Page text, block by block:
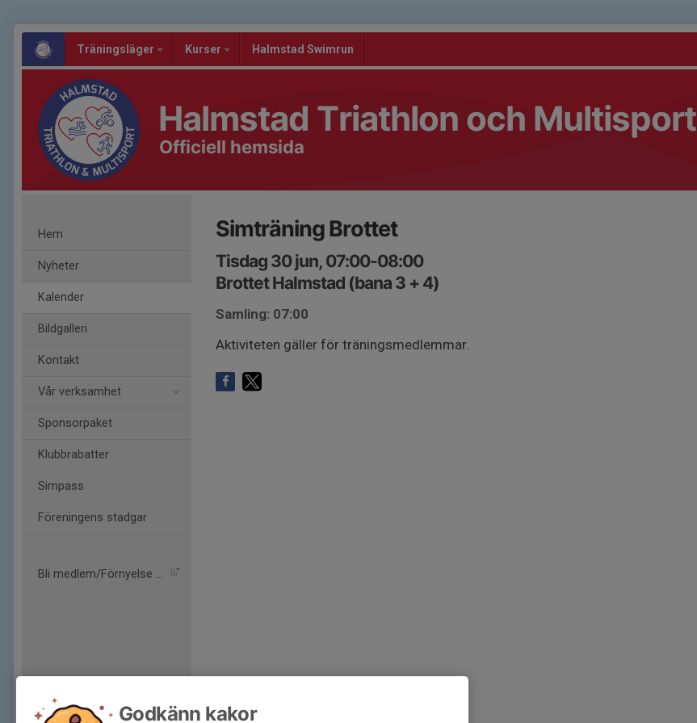
Träningsläger Kurser Halmstad Swimrun
Halmstad Triathlon och Multisport
Officiell hemsida
Hem
Nyheter
Kalender
Bildgalleri
Kontakt
Vår verksamhet
Sponsorpaket
Klubbrabatter
Simpass
Föreningens stadgar
Bli medlem/Förnyelse av m
Simträning Brottet
Tisdag 30 jun, 07:00-08:00
Brottet Halmstad (bana 3 + 4)
Samling: 07:00
Aktiviteten gäller för träningsmedlemmar.
Godkänn kakor